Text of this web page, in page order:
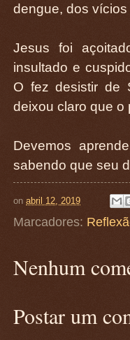
dengue, dos
Jesus foi
insultado e
O fez desistir de
deixou claro que o
Devemos
sabendo que seu
on abril 12, 2019
Marcadores:
Nenhum
Postar um